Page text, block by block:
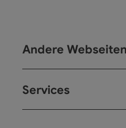
Andere Webseiten
Services